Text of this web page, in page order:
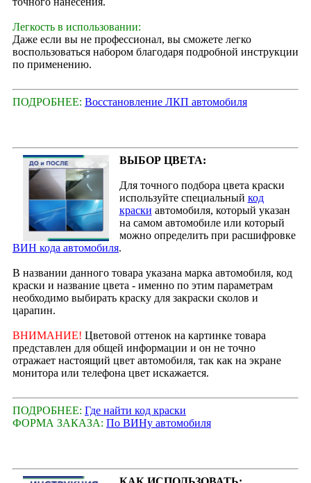
Легкость в использовании:
Даже если вы не профессионал, вы сможете легко
воспользоваться набором благодаря подробной инструкции
по применению.
ПОДРОБНЕЕ: Восстановление ЛКП автомобиля
ВЫБОР ЦВЕТА:
Для точного подбора цвета краски
используйте специальный код
краски автомобиля, который указан
на самом автомобиле или который
можно определить при расшифровке
ВИН кода автомобиля.
В названии данного товара указана марка автомобиля, код
краски и название цвета - именно по этим параметрам
необходимо выбирать краску для закраски сколов и
царапин.
ВНИМАНИЕ! Цветовой оттенок на картинке товара
представлен для общей информации и он не точно
отражает настоящий цвет автомобиля, так как на экране
монитора или телефона цвет искажается.
ПОДРОБНЕЕ: Где найти код краски
ФОРМА ЗАКАЗА: По ВИНу автомобиля